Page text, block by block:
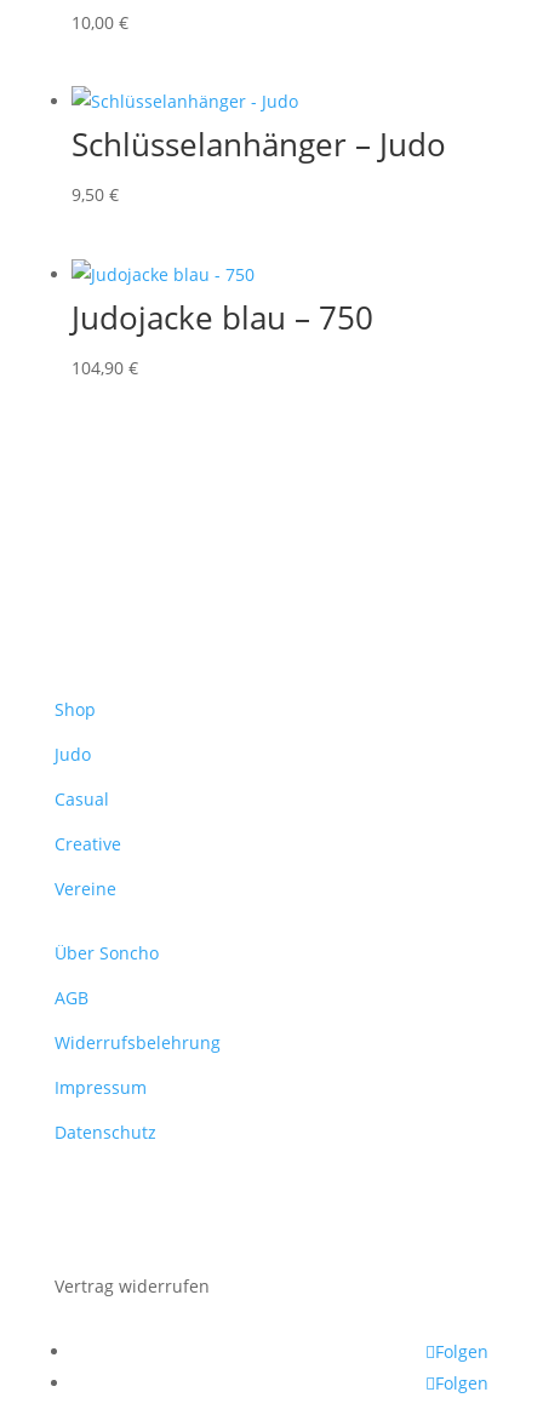
10,00 €
Schlüsselanhänger – Judo
9,50 €
Judojacke blau – 750
104,90 €
Shop
Judo
Casual
Creative
Vereine
Über Soncho
AGB
Widerrufsbelehrung
Impressum
Datenschutz
Vertrag widerrufen
Folgen
Folgen